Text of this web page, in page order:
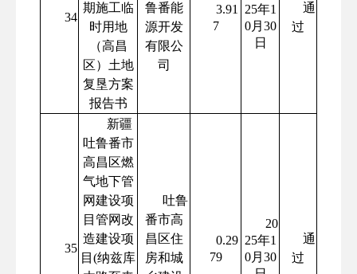
34
期施工临
时用地
（高昌
区）土地
复垦方案
报告书
鲁番能
源开发
有限公
司
3.91
7
25年1
0月30
日
通
过
35
新疆
吐鲁番市
高昌区燃
气地下管
网建设项
目管网改
造建设项
目(纳兹库
吐鲁
番市高
昌区住
房和城
0.29
79
20
25年1
0月30
通
过